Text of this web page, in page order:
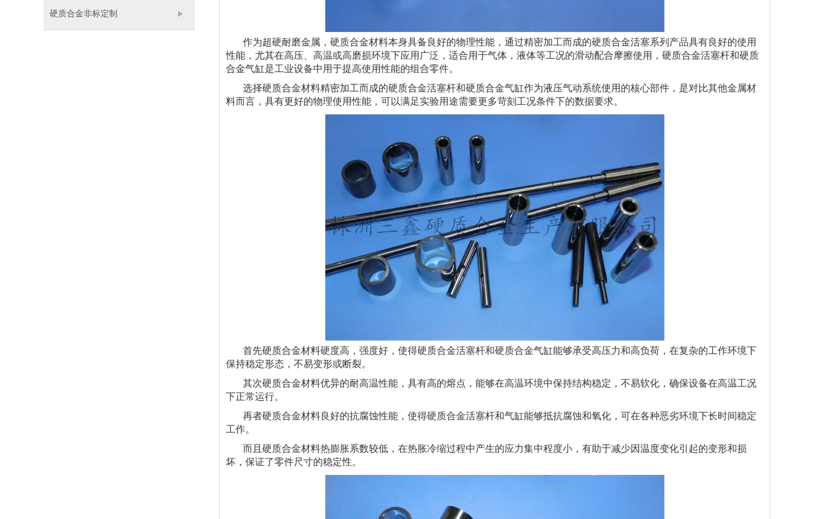
硬质合金非标定制
作为超硬耐磨金属，硬质合金材料本身具备良好的物理性能，通过精密加工而成的硬质合金活塞系列产品具有良好的使用
性能，尤其在高压、高温或高磨损环境下应用广泛，适合用于气体，液体等工况的滑动配合摩擦使用，硬质合金活塞杆和硬质
合金气缸是工业设备中用于提高使用性能的组合零件。
选择硬质合金材料精密加工而成的硬质合金活塞杆和硬质合金气缸作为液压气动系统使用的核心部件，是对比其他金属材
料而言，具有更好的物理使用性能，可以满足实验用途需要更多苛刻工况条件下的数据要求。
首先硬质合金材料硬度高，强度好，使得硬质合金活塞杆和硬质合金气缸能够承受高压力和高负荷，在复杂的工作环境下
保持稳定形态，不易变形或断裂。
其次硬质合金材料优异的耐高温性能，具有高的熔点，能够在高温环境中保持结构稳定，不易软化，确保设备在高温工况
下正常运行。
再者硬质合金材料良好的抗腐蚀性能，使得硬质合金活塞杆和气缸能够抵抗腐蚀和氧化，可在各种恶劣环境下长时间稳定
工作。
而且硬质合金材料热膨胀系数较低，在热胀冷缩过程中产生的应力集中程度小，有助于减少因温度变化引起的变形和损
坏，保证了零件尺寸的稳定性。